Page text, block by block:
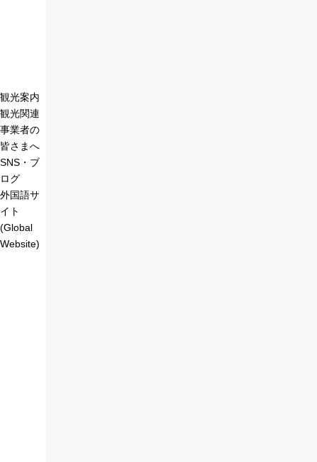
観光案内
観光関連
事業者の
皆さまへ
SNS・ブ
ログ
外国語サ
イト
(Global
Website)